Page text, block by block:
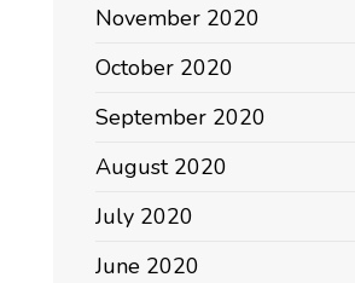
November 2020
October 2020
September 2020
August 2020
July 2020
June 2020